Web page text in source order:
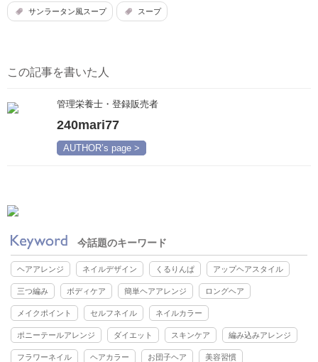
サンラータン風スープ スープ
この記事を書いた人
管理栄養士・登録販売者
240mari77
AUTHOR’s page >
今話題のキーワード
ヘアアレンジ ネイルデザイン くるりんぱ アップヘアスタイル
三つ編み ボディケア 簡単ヘアアレンジ ロングヘア
メイクポイント セルフネイル ネイルカラー
ポニーテールアレンジ ダイエット スキンケア 編み込みアレンジ
フラワーネイル ヘアカラー お団子ヘア 美容習慣